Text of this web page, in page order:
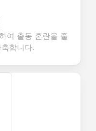
여 출동 혼란을 줄
합니다.